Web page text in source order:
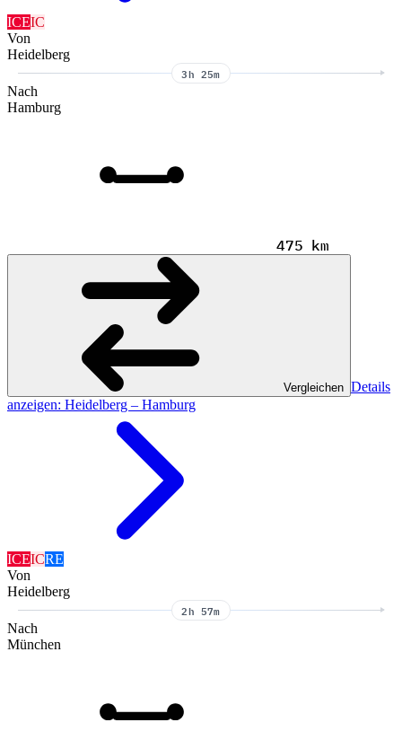
ICEIC
Von
Heidelberg
3h 25m
Nach
Hamburg
475 km
Vergleichen Details
anzeigen: Heidelberg – Hamburg
ICEICRE
Von
Heidelberg
2h 57m
Nach
München